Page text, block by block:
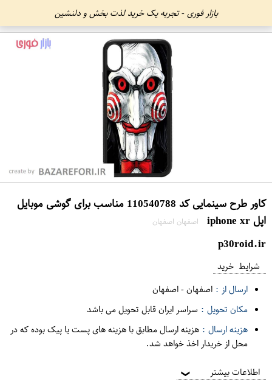
بازار فوری - تجربه یک خرید لذت بخش و دلنشین
کاور طرح سینمایی کد 110540788 مناسب برای گوشی موبایل
اپل iphone xr
اصفهان اصفهان
p30roid.ir
شرایط خرید
ارسال از : اصفهان-اصفهان
مکان تحویل : سراسر ایران قابل تحویل می باشد
هزینه ارسال : هزینه ارسال مطابق با هزینه های پست یا پیک بوده که در
محل از خریدار اخذ خواهد شد.
اطلاعات بیشتر ❯